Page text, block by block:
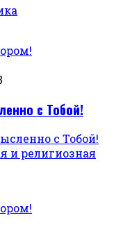
с Тобой!
и религиозная